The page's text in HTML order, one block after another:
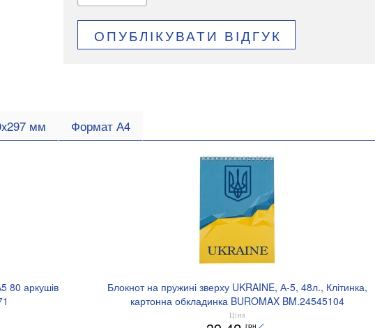
ОПУБЛІКУВАТИ ВІДГУК
мм Формат А4
80 аркушів
Блокнот на пружині зверху UKRAINE, А-5, 48л., Клітинка,
картонна обкладинка BUROMAX BM.24545104
Ціна
грн